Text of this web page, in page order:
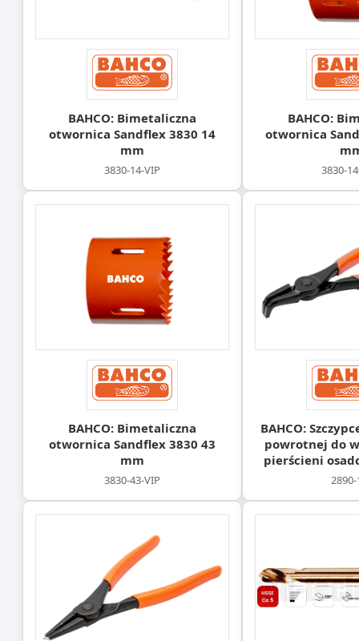
BAHCO: Bimetaliczna
otwornica Sandflex 3830 14
mm
3830-14-VIP
BAHCO:
otwornica
3830-
BAHCO: Bimetaliczna
otwornica Sandflex 3830 43
mm
3830-43-VIP
BAHCO:
powrotnej do
pierścieni
2890-